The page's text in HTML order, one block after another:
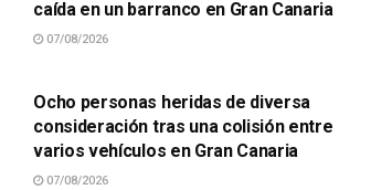
caída en un barranco en Gran Canaria
07/08/2026
Ocho personas heridas de diversa
consideración tras una colisión entre
varios vehículos en Gran Canaria
07/08/2026